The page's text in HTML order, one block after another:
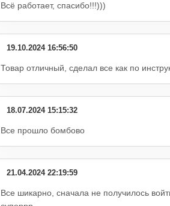
Всё работает, спасибо!!!)))
19.10.2024 16:56:50
Товар отличный, сделал все как по
18.07.2024 15:15:32
Все прошло бомбово
21.04.2024 22:19:59
Все шикарно, сначала не получилось